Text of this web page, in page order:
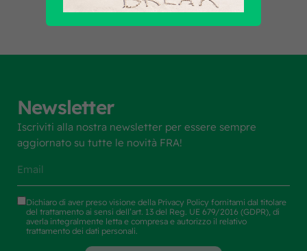
Newsletter
Iscriviti alla nostra newsletter per essere sempre
aggiornato su tutte le novità FRA!
Dichiaro di aver preso visione della Privacy Policy fornitami dal titolare
del trattamento ai sensi dell’art. 13 del Reg. UE 679/2016 (GDPR), di
averla integralmente letta e compresa e autorizzo il relativo
trattamento dei dati personali.